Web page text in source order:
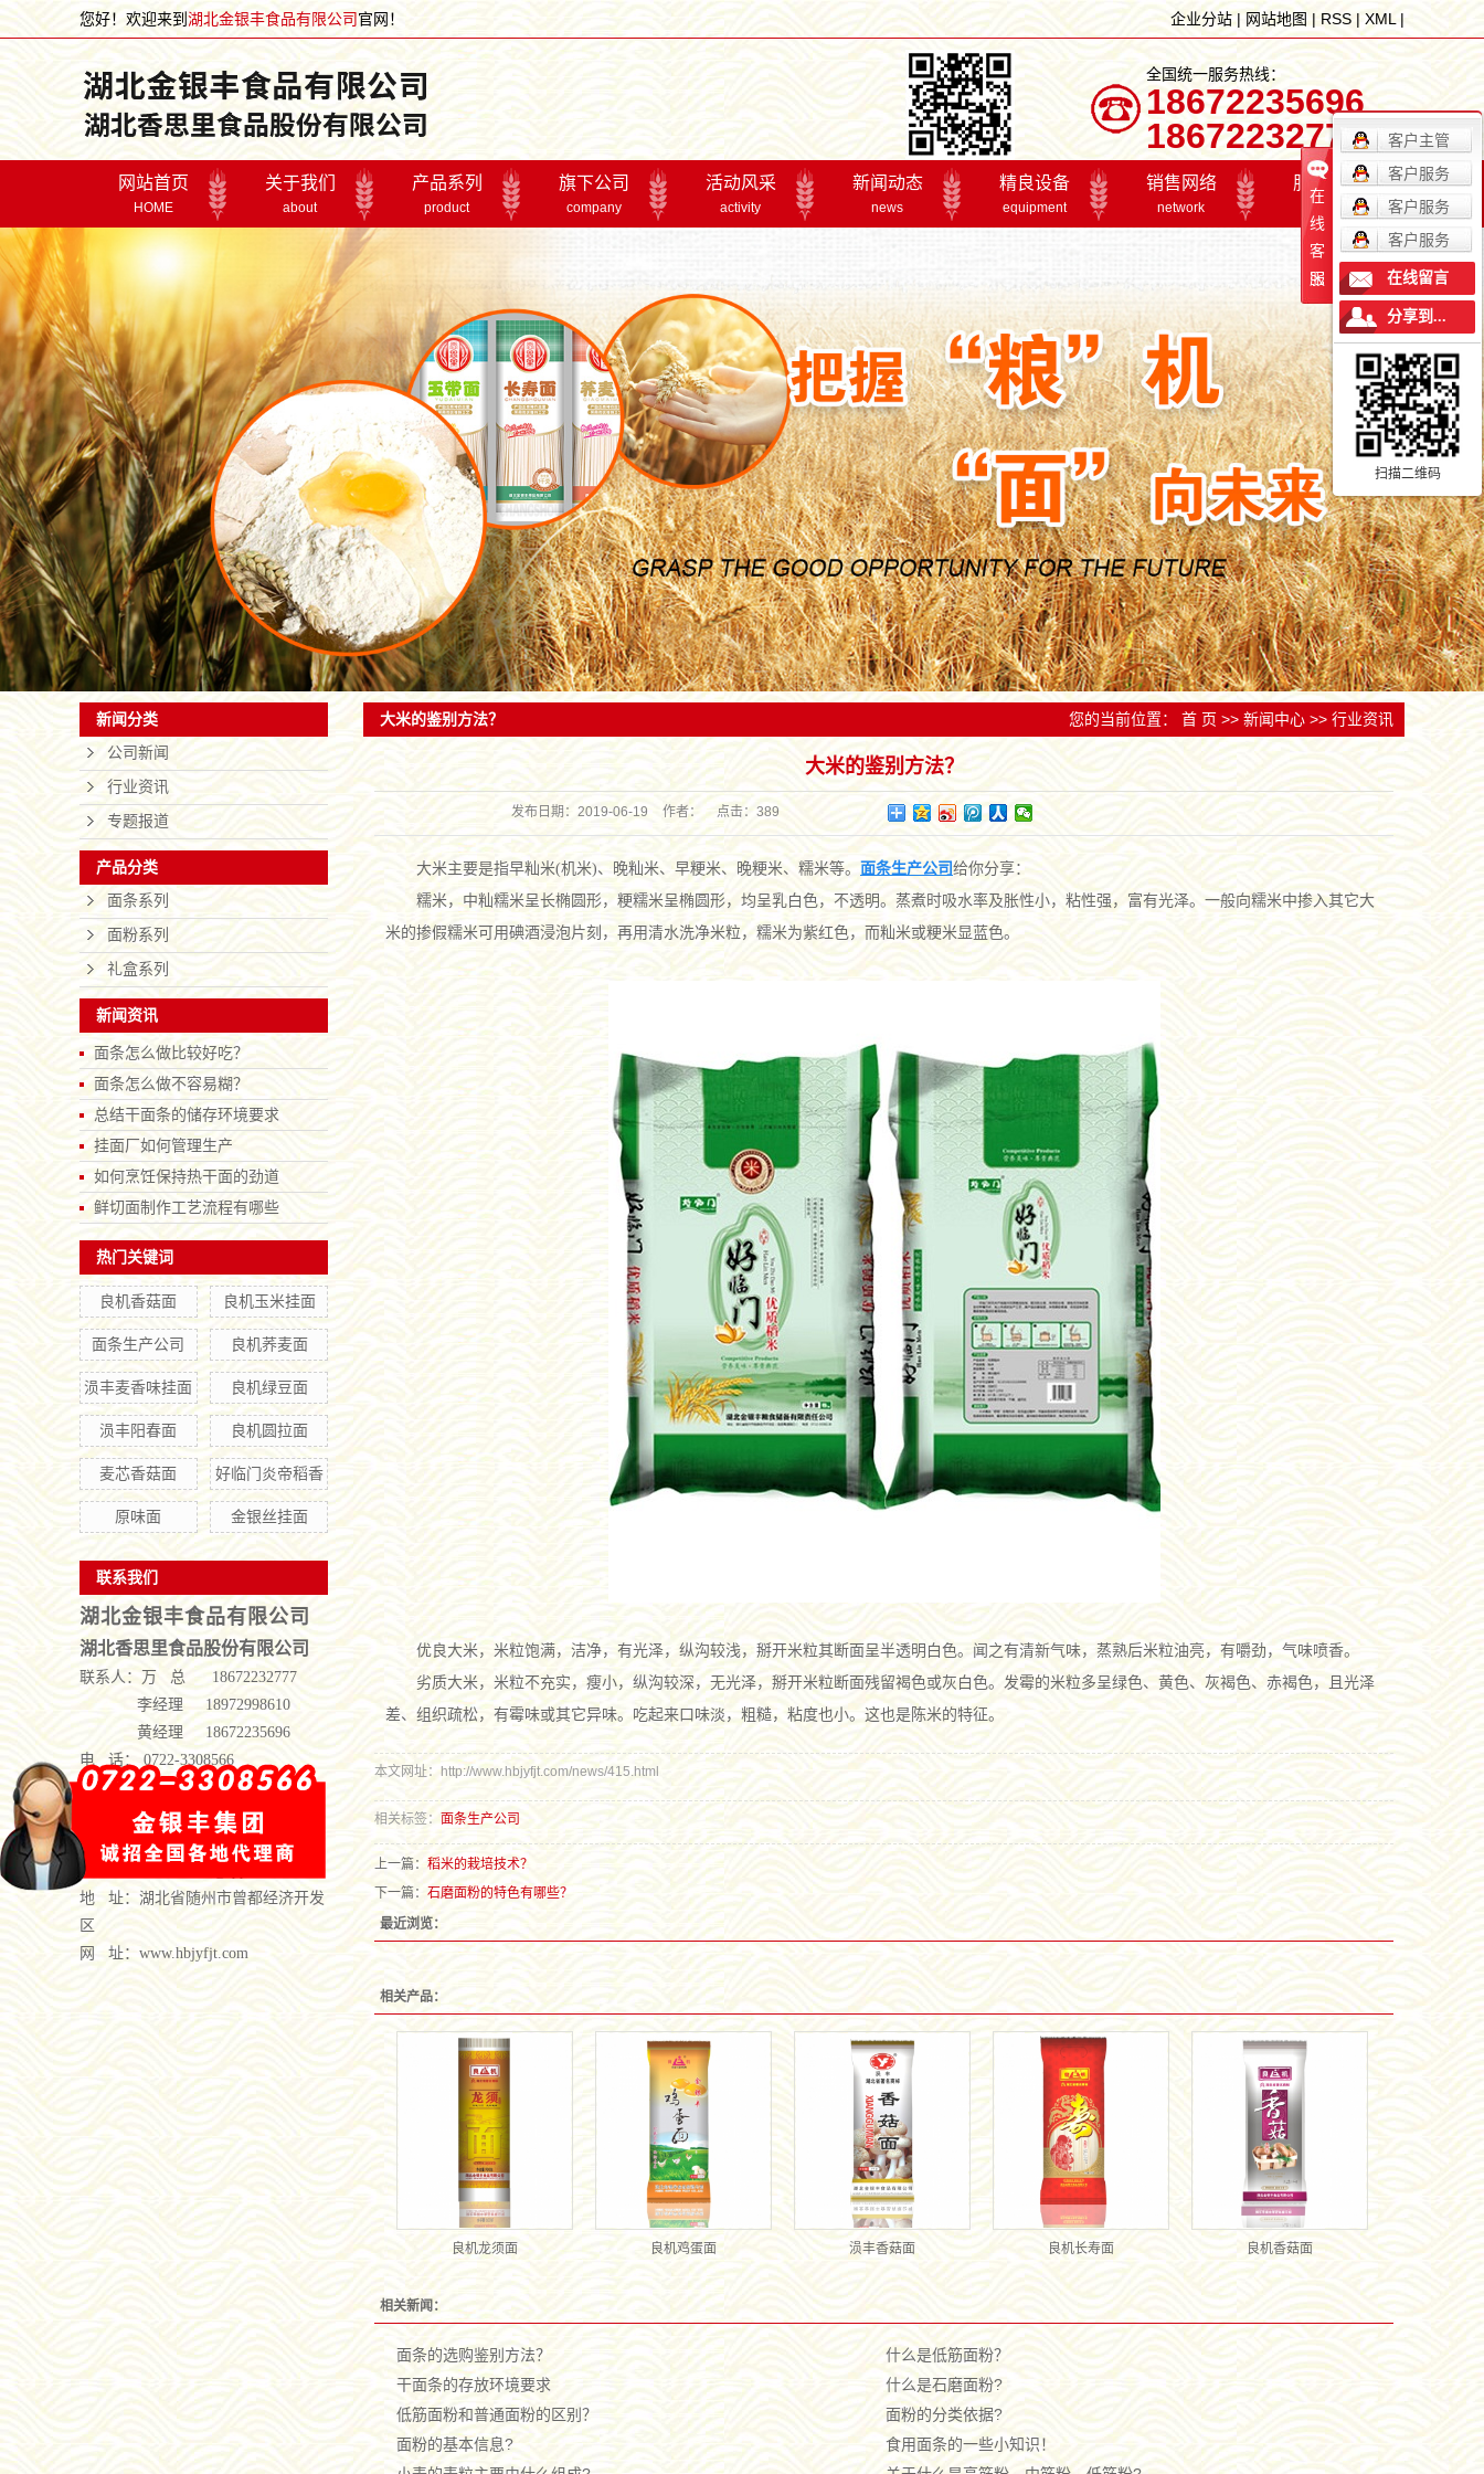
您好！欢迎来到 湖北金银丰食品有限公司官网！ 企业分站| 网站地图 | RSS |XML |
全国统一服务热线：
18672235696
18672232777
网站首页
HOME
关于我们
about
董事长致词
公司简介
宣传片
企业文化
关怀鼓励
荣誉资质
联系我们
走进金银丰
湖北金银丰食品有限公司是湖北金银丰食品集团下辖的子公
司，是一家从事粮食收购、储备、物流、信息、加工、深加工
和销售于一体的涉农企业。
产品系列
product
面粉系列
礼盒系列
产品系列
公司主导产品“涢丰”牌小麦粉和“良机”牌挂面销往全国十几个
省（市）的180多个县市，并为康师傅、统一、旺旺、华丰、
达利园等国内知名食品加工企业提供优良系列专用粉，产品一
直受到用户的好评。
旗下公司
company
实干二十年
公司建立了完善的质量记录体系，实现了产品质量管理微机
化；对工艺流程及关键质量控制点实行全程跟踪检测，实行追
溯制，从而确保了金银丰产品的良好品质
活动风采
activity
成都参展
产品博览交易会
精品展示交易会
荆楚粮油展
活动风采
全国马铃薯主食化产业联盟2017年年会
新闻动态
news
行业资讯
专题报道
最新资讯
关注我们，实时掌握最新粮油精品新闻
精良设备
equipment
精良设备
工欲善其事，必先利其器。公司引进国际较先进的生
备和技术人才，为产品质量和企业发展提供了有力保
销售网络
network
销售网络
我们已组建集销售、服务
设立服务中心和网点。
服务体系
service
招贤纳士
在线留言
联系我们
新闻分类
公司新闻
行业资讯
专题报道
产品分类
面条系列
面粉系列
礼盒系列
新闻资讯
面条怎么做比较好吃？
面条怎么做不容易糊？
总结干面条的储存环境要求
挂面厂如何管理生产
如何烹饪保持热干面的劲道
鲜切面制作工艺流程有哪些
热门关键词
良机香菇面 良机玉米挂面
面条生产公司 良机荞麦面
涢丰麦香味挂面 良机绿豆面
涢丰阳春面 良机圆拉面
麦芯香菇面 好临门炎帝稻香
原味面 金银丝挂面
联系我们
湖北金银丰食品有限公司
湖北香思里食品股份有限公司
联系人： 万 总 18672232777
李经理 18972998610
黄经理 18672235696
电 话： 0722-3308566
传 真： 0722-3308502
Q Q： 386024702
Q Q： 1335371822
邮 箱： 386024702@qq.com
地 址：湖北省随州市曾都经济开发
区
网 址：www.hbjyfjt.com
大米的鉴别方法？ 您的当前位置： 首 页 >> 新闻中心 >> 行业资讯
大米的鉴别方法？
发布日期： 2019-06-19 作者： 点击： 389
大米主要是指早籼米(机米)、晚籼米、早粳米、晚粳米、糯米等。 面条生产公司给你分享：
糯米，中籼糯米呈长椭圆形，粳糯米呈椭圆形，均呈乳白色，不透明。蒸煮时吸水率及胀性小，粘性强，富有光泽。一般向糯米中掺入其它大
米的掺假糯米可用碘酒浸泡片刻，再用清水洗净米粒，糯米为紫红色，而籼米或粳米显蓝色。
优良大米，米粒饱满，洁净，有光泽，纵沟较浅，掰开米粒其断面呈半透明白色。闻之有清新气味，蒸熟后米粒油亮，有嚼劲，气味喷香。
劣质大米，米粒不充实，瘦小，纵沟较深，无光泽，掰开米粒断面残留褐色或灰白色。发霉的米粒多呈绿色、黄色、灰褐色、赤褐色，且光泽
差、组织疏松，有霉味或其它异味。吃起来口味淡，粗糙，粘度也小。这也是陈米的特征。
本文网址：http://www.hbjyfjt.com/news/415.html
相关标签： 面条生产公司
上一篇：稻米的栽培技术？
下一篇： 石磨面粉的特色有哪些？
最近浏览：
相关产品：
良机龙须面 良机鸡蛋面 涢丰香菇面 良机长寿面 良机香菇面
相关新闻：
面条的选购鉴别方法？
什么是低筋面粉？
干面条的存放环境要求
什么是石磨面粉?
低筋面粉和普通面粉的区别？
面粉的分类依据?
面粉的基本信息?
食用面条的一些小知识！
在
线
客
服
客户主管
客户服务
客户服务
客户服务
在线留言
分享到...
扫描二维码